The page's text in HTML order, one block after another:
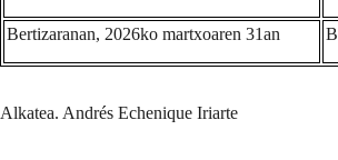
Bertizaranan, 2026ko martxoaren 31an
Alkatea. Andrés Echenique Iriarte